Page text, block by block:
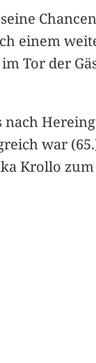
einem
Tor der
war
Krollo zum